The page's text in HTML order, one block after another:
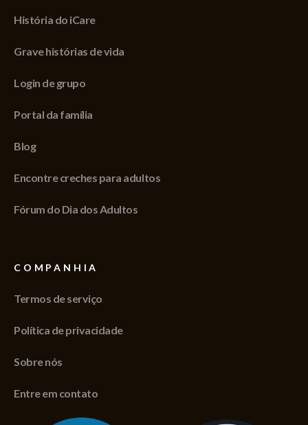
História do iCare
Grave histórias de vida
Login de grupo
Portal da família
Blog
Encontre creches para adultos
Fórum do Dia dos Adultos
COMPANHIA
Termos de serviço
Política de privacidade
Sobre nós
Entre em contato